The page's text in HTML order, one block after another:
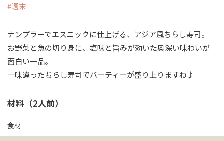
週末
ナンプラーでエスニックに仕上げる、アジア風ちらし寿司。
お野菜と魚の切り身に、塩味と旨みが効いた奥深い味わいが
面白い一品。
一味違ったちらし寿司でパーティーが盛り上りますね♪
材料（2人前）
食材